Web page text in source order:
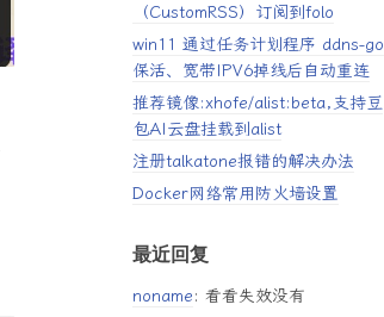
（CustomRSS）订阅到folo
win11 通过任务计划程序 ddns-go
保活、宽带IPV6掉线后自动重连
推荐镜像:xhofe/alist:beta,支持豆
包AI云盘挂载到alist
注册talkatone报错的解决办法
Docker网络常用防火墙设置
最近回复
noname: 看看失效没有